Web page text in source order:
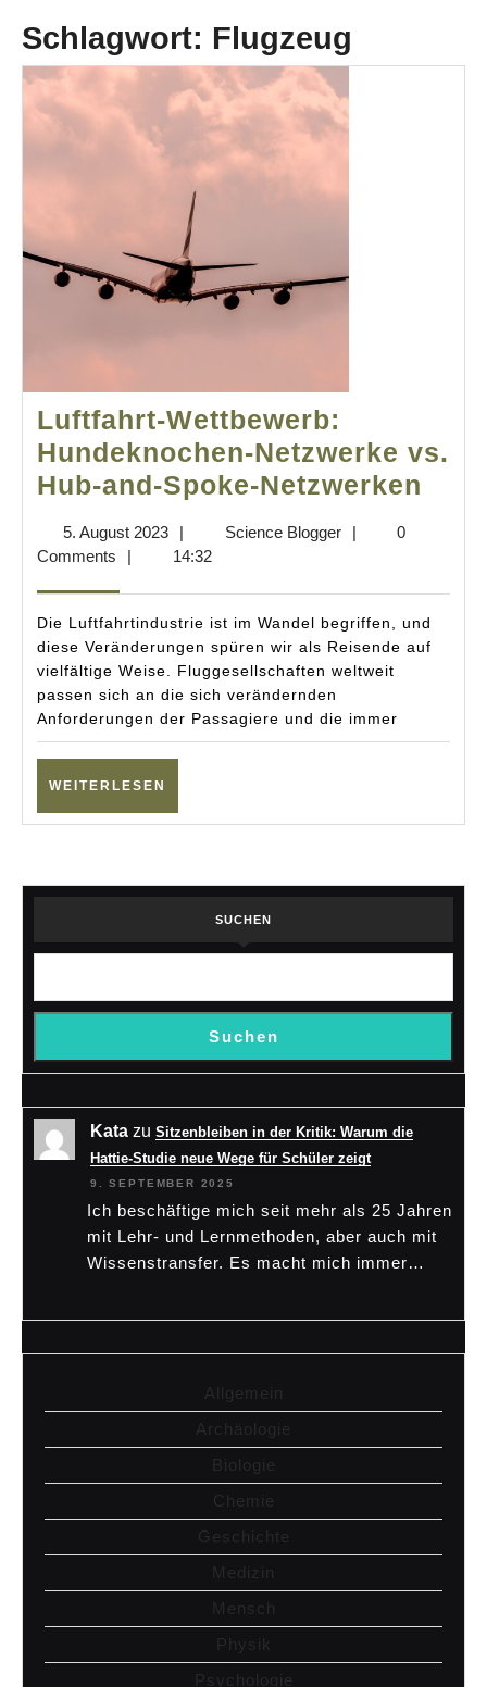
Schlagwort: Flugzeug
Luftfahrt-Wettbewerb:
Hundeknochen-Netzwerke vs.
Hub-and-Spoke-Netzwerken
vs.
Hub-
5. August 20235.
August
| Science BloggerScience
|
0
Comments
| 14:32
Die Luftfahrtindustrie ist im Wandel begriffen, und
diese Veränderungen spüren wir als Reisende auf
vielfältige Weise. Fluggesellschaften weltweit
passen sich an die sich verändernden
Anforderungen der Passagiere und die immer
WEITERLESEN
SUCHEN
Suchen
Kata zu Sitzenbleiben in der Kritik: Warum die
Hattie-Studie neue Wege für Schüler zeigt
9. SEPTEMBER 2025
Ich beschäftige mich seit mehr als 25 Jahren
mit Lehr- und Lernmethoden, aber auch mit
Wissenstransfer. Es macht mich immer…
Allgemein
Archäologie
Biologie
Chemie
Geschichte
Medizin
Mensch
Physik
Psychologie